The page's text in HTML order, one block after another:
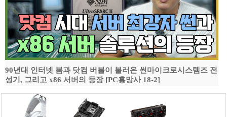
90년대 인터넷 붐과 닷컴 버블이 불러온 썬마이크로시스템즈 전
성기, 그리고 x86 서버의 등장 [PC흥망사 18-2]